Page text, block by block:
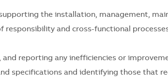
the installation, management,
responsibility and cross-functional
and reporting any inefficiencies or
specifications and identifying those that